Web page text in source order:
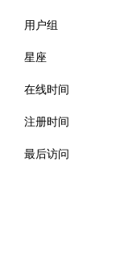
用户组
星座
在线时间
注册时间
最后访问